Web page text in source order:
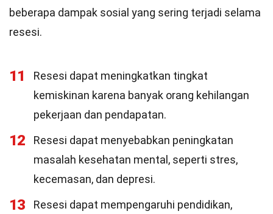
beberapa dampak sosial yang sering terjadi selama
resesi.
11
Resesi dapat meningkatkan tingkat
kemiskinan karena banyak orang kehilangan
pekerjaan dan pendapatan.
12
Resesi dapat menyebabkan peningkatan
masalah kesehatan mental, seperti stres,
kecemasan, dan depresi.
13
Resesi dapat mempengaruhi pendidikan,